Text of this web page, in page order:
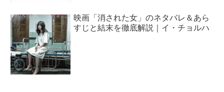
映画「消された女」のネタバレ＆あら
すじと結末を徹底解説｜イ・チョルハ